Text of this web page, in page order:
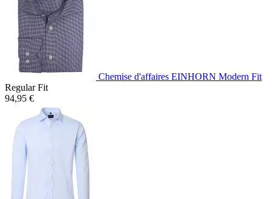
Chemise d'affaires EINHORN Modern Fit
Regular Fit
94,95 €